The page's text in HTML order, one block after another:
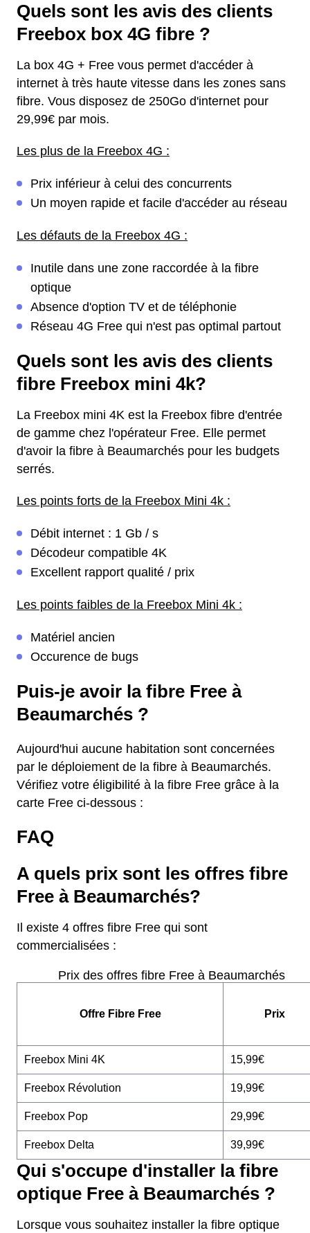
Quels sont les avis des clients
Freebox box 4G fibre ?
La box 4G + Free vous permet d'accéder à
internet à très haute vitesse dans les zones sans
fibre. Vous disposez de 250Go d'internet pour
29,99€ par mois.
Les plus de la Freebox 4G :
Prix inférieur à celui des concurrents
Un moyen rapide et facile d'accéder au réseau
Les défauts de la Freebox 4G :
Inutile dans une zone raccordée à la fibre
optique
Absence d'option TV et de téléphonie
Réseau 4G Free qui n'est pas optimal partout
Quels sont les avis des clients
fibre Freebox mini 4k?
La Freebox mini 4K est la Freebox fibre d'entrée
de gamme chez l'opérateur Free. Elle permet
d'avoir la fibre à Beaumarchés pour les budgets
serrés.
Les points forts de la Freebox Mini 4k :
Débit internet : 1 Gb / s
Décodeur compatible 4K
Excellent rapport qualité / prix
Les points faibles de la Freebox Mini 4k :
Matériel ancien
Occurence de bugs
Puis-je avoir la fibre Free à
Beaumarchés ?
Aujourd'hui aucune habitation sont concernées
par le déploiement de la fibre à Beaumarchés.
Vérifiez votre éligibilité à la fibre Free grâce à la
carte Free ci-dessous :
FAQ
A quels prix sont les offres fibre
Free à Beaumarchés?
Il existe 4 offres fibre Free qui sont
commercialisées :
Prix des offres fibre Free à Beaumarchés
Offre Fibre Free Prix
Freebox Mini 4K 15,99€
Freebox Révolution 19,99€
Freebox Pop 29,99€
Freebox Delta 39,99€
Qui s'occupe d'installer la fibre
optique Free à Beaumarchés ?
Lorsque vous souhaitez installer la fibre optique